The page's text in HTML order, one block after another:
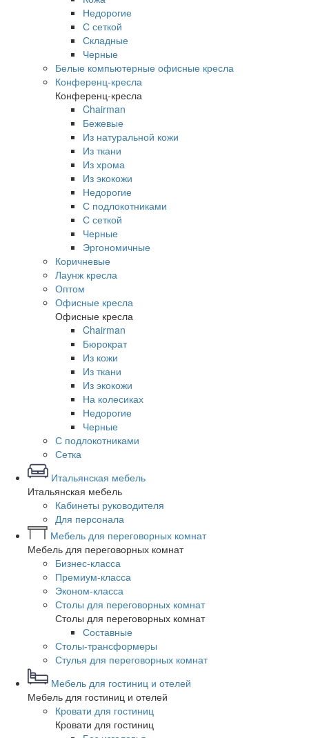
Недорогие
С сеткой
Складные
Черные
Белые компьютерные офисные кресла
Конференц-кресла
Конференц-кресла
Chairman
Бежевые
Из натуральной кожи
Из ткани
Из хрома
Из экокожи
Недорогие
С подлокотниками
С сеткой
Черные
Эргономичные
Коричневые
Лаунж кресла
Оптом
Офисные кресла
Офисные кресла
Chairman
Бюрократ
Из кожи
Из ткани
Из экокожи
На колесиках
Недорогие
Черные
С подлокотниками
Сетка
Итальянская мебель
Итальянская мебель
Кабинеты руководителя
Для персонала
Мебель для переговорных комнат
Мебель для переговорных комнат
Бизнес-класса
Премиум-класса
Эконом-класса
Столы для переговорных комнат
Столы для переговорных комнат
Составные
Столы-трансформеры
Стулья для переговорных комнат
Мебель для гостиниц и отелей
Мебель для гостиниц и отелей
Кровати для гостиниц
Кровати для гостиниц